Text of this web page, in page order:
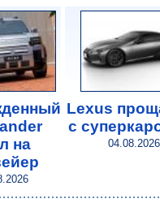
на
Lexus
с
04.08.2026